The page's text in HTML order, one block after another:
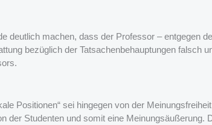
deutlich machen, dass der Professor – entgegen
bezüglich der Tatsachenbehauptungen falsch
Positionen“ sei hingegen von der
der Studenten und somit eine Meinungsäußerung.